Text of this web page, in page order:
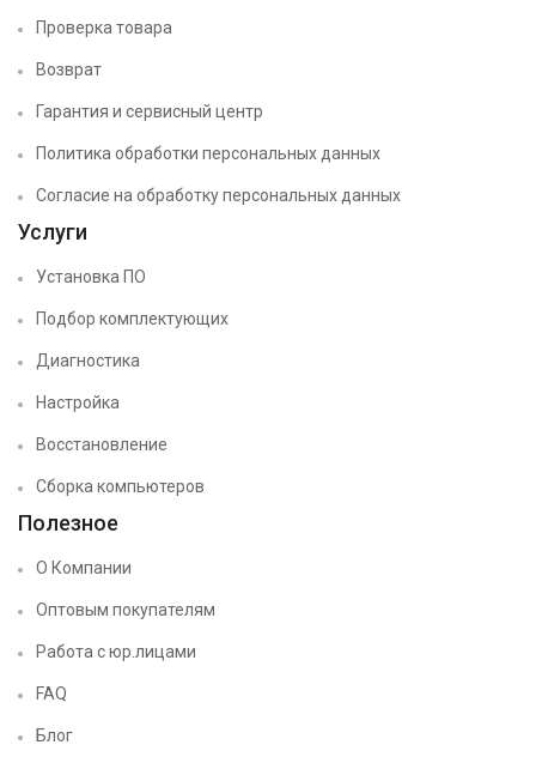
Проверка товара
Возврат
Гарантия и сервисный центр
Политика обработки персональных данных
Согласие на обработку персональных данных
Услуги
Установка ПО
Подбор комплектующих
Диагностика
Настройка
Восстановление
Сборка компьютеров
Полезное
О Компании
Оптовым покупателям
Работа с юр.лицами
FAQ
Блог